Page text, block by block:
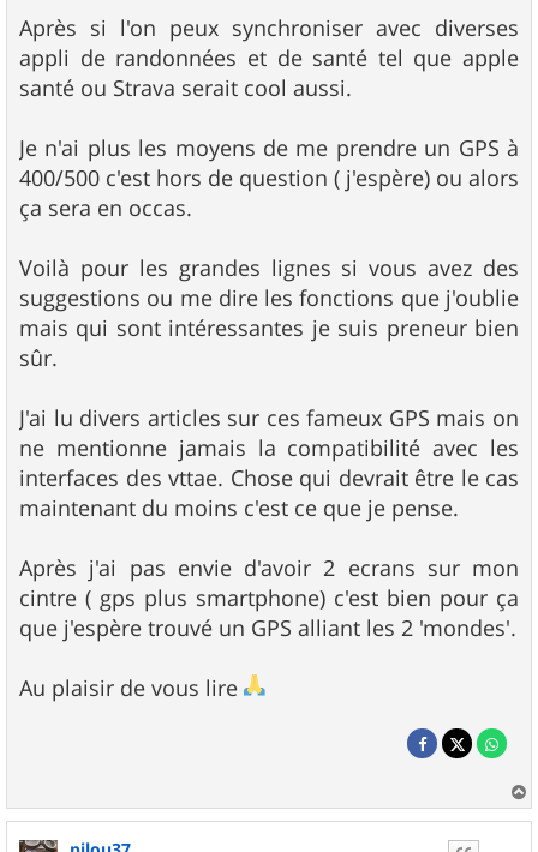
Après si l'on peux synchroniser avec diverses
appli de randonnées et de santé tel que apple
santé ou Strava serait cool aussi.
Je n'ai plus les moyens de me prendre un GPS à
400/500 c'est hors de question ( j'espère) ou alors
ça sera en occas.
Voilà pour les grandes lignes si vous avez des
suggestions ou me dire les fonctions que j'oublie
mais qui sont intéressantes je suis preneur bien
sûr.
J'ai lu divers articles sur ces fameux GPS mais on
ne mentionne jamais la compatibilité avec les
interfaces des vttae. Chose qui devrait être le cas
maintenant du moins c'est ce que je pense.
Après j'ai pas envie d'avoir 2 ecrans sur mon
cintre ( gps plus smartphone) c'est bien pour ça
que j'espère trouvé un GPS alliant les 2 'mondes'.
Au plaisir de vous lire
a